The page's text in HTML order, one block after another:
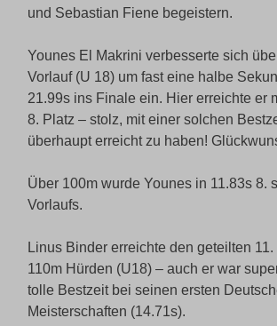
und Sebastian Fiene begeistern.
Younes El Makrini verbesserte sich
Vorlauf (U 18) um fast eine halbe
21.99s ins Finale ein. Hier erreichte er
8. Platz – stolz, mit einer solchen
überhaupt erreicht zu haben!
Über 100m wurde Younes in 11.83s 8.
Vorlaufs.
Linus Binder erreichte den geteilten
110m Hürden (U18) – auch er war
tolle Bestzeit bei seinen ersten
Meisterschaften (14.71s).